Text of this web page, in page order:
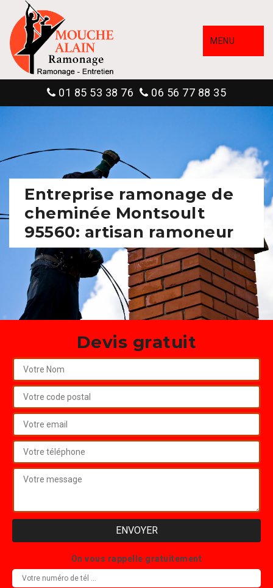
MENU
01 85 53 38 76 06 56 77 88 35
Entreprise ramonage de
cheminée Montsoult
95560: artisan ramoneur
Devis gratuit
On vous rappelle gratuitement